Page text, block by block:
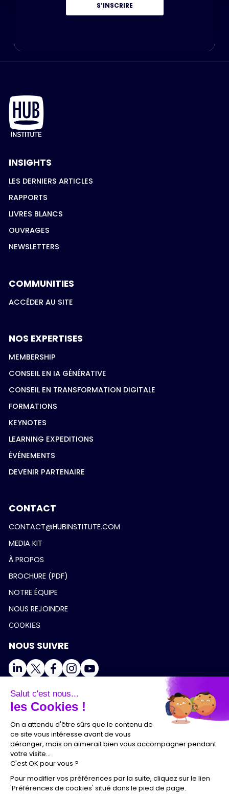
S’INSCRIRE
INSIGHTS
LES DERNIERS ARTICLES
RAPPORTS
LIVRES BLANCS
OUVRAGES
NEWSLETTERS
COMMUNITIES
ACCÉDER AU SITE
NOS EXPERTISES
MEMBERSHIP
CONSEIL EN IA GÉNÉRATIVE
CONSEIL EN TRANSFORMATION DIGITALE
FORMATIONS
KEYNOTES
LEARNING EXPEDITIONS
ÉVÉNEMENTS
DEVENIR PARTENAIRE
CONTACT
CONTACT@HUBINSTITUTE.COM
MEDIA KIT
À PROPOS
BROCHURE (PDF)
NOTRE ÉQUIPE
NOUS REJOINDRE
COOKIES
NOUS SUIVRE
Salut c'est nous...
les Cookies !
On a attendu d'être sûrs que le contenu de
ce site vous intéresse avant de vous
déranger, mais on aimerait bien vous accompagner pendant
votre visite...
C'est OK pour vous ?
Pour modifier vos préférences par la suite, cliquez sur le lien
'Préférences de cookies' situé dans le pied de page.